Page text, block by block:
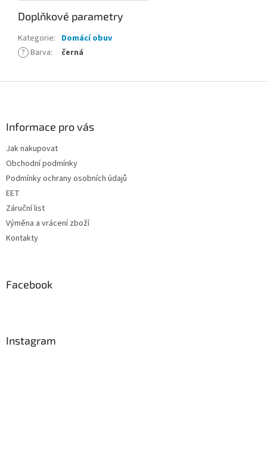
Doplňkové parametry
Kategorie: Domácí obuv
? Barva: černá
Informace pro vás
Jak nakupovat
Obchodní podmínky
Podmínky ochrany osobních údajů
EET
Záruční list
Výměna a vrácení zboží
Kontakty
Facebook
Instagram